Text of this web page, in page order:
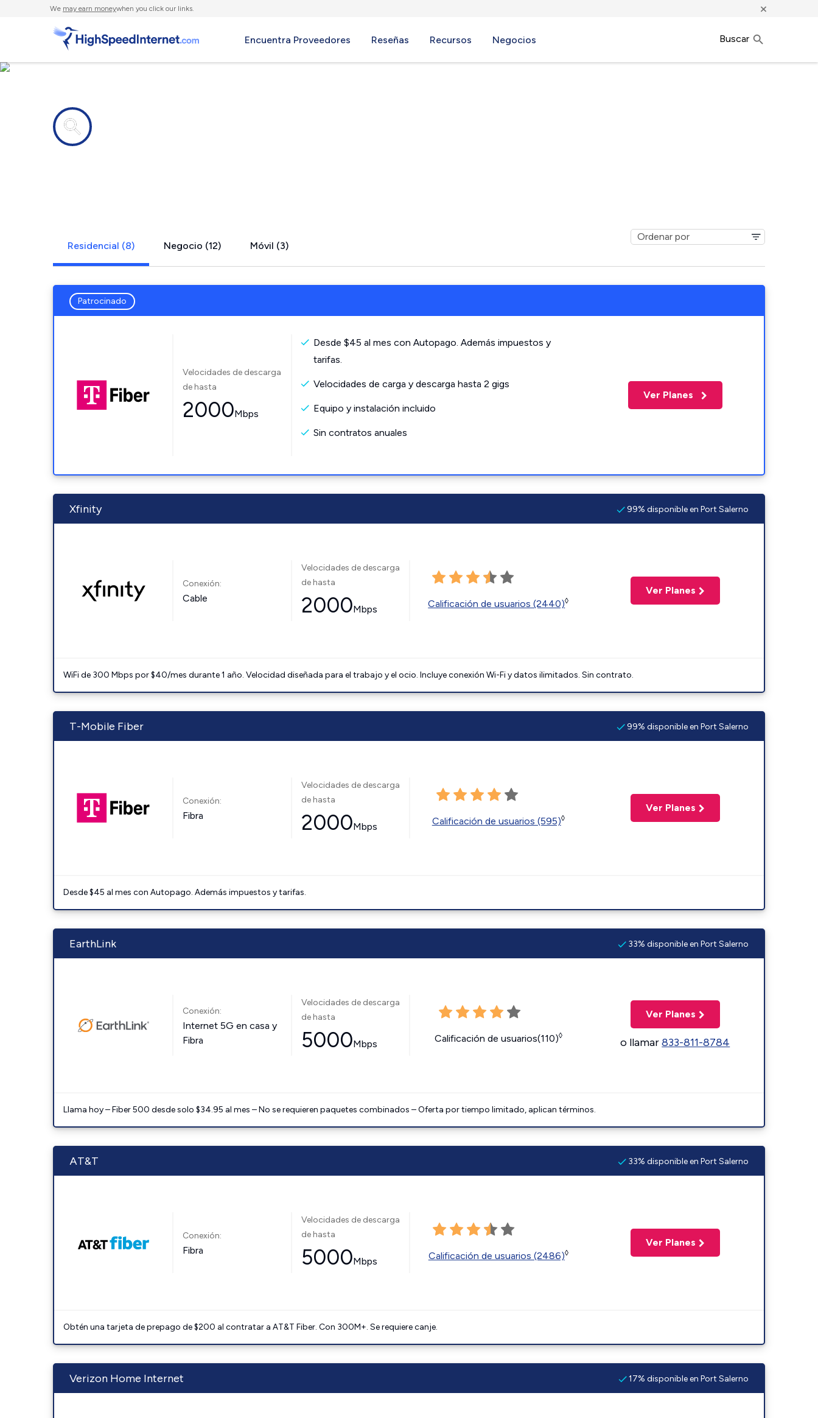
We may earn moneywhen you click our links. ×
Encuentra Proveedores Reseñas Recursos Negocios Buscar
Residencial (8) Negocio (12) Móvil (3)
Patrocinado
Velocidades de descarga
de hasta
2000Mbps
Desde $45 al mes con Autopago. Además impuestos y
tarifas.
Velocidades de carga y descarga hasta 2 gigs
Equipo y instalación incluido
Sin contratos anuales
Ver Planes
Xfinity 99% disponible en Port Salerno
Conexión:
Cable
Velocidades de descarga
de hasta
2000Mbps Calificación de usuarios (2440)◊
Ver Planes
WiFi de 300 Mbps por $40/mes durante 1 año. Velocidad diseñada para el trabajo y el ocio. Incluye conexión Wi-Fi y datos ilimitados. Sin contrato.
T-Mobile Fiber 99% disponible en Port Salerno
Conexión:
Fibra
Velocidades de descarga
de hasta
2000Mbps Calificación de usuarios (595)◊
Ver Planes
Desde $45 al mes con Autopago. Además impuestos y tarifas.
EarthLink 33% disponible en Port Salerno
Conexión:
Internet 5G en casa y
Fibra
Velocidades de descarga
de hasta
5000Mbps Calificación de usuarios(110)◊
Ver Planes
o llamar833-811-8784
Llama hoy – Fiber 500 desde solo $34.95 al mes – No se requieren paquetes combinados – Oferta por tiempo limitado, aplican términos.
AT&T 33% disponible en Port Salerno
Conexión:
Fibra
Velocidades de descarga
de hasta
5000Mbps Calificación de usuarios (2486)◊
Ver Planes
Obtén una tarjeta de prepago de $200 al contratar a AT&T Fiber. Con 300M+. Se requiere canje.
Verizon Home Internet 17% disponible en Port Salerno